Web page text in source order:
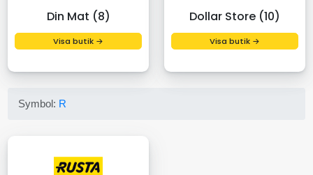
Din Mat (8)
Visa butik →
Dollar Store (10)
Visa butik →
Symbol: R